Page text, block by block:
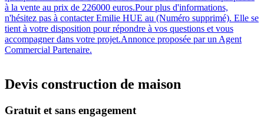
à la vente au prix de 226000 euros.Pour plus d'informations,
n'hésitez pas à contacter Emilie HUE au (Numéro supprimé). Elle se
tient à votre disposition pour répondre à vos questions et vous
accompagner dans votre projet.Annonce proposée par un Agent
Commercial Partenaire.
Devis construction de maison
Gratuit et sans engagement